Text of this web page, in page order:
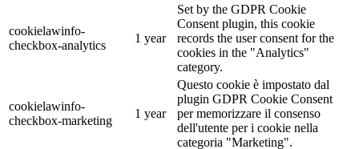
cookielawinfo-
checkbox-analytics
1 year
Set by the GDPR Cookie
Consent plugin, this cookie
records the user consent for the
cookies in the "Analytics"
category.
cookielawinfo-
checkbox-marketing
1 year
Questo cookie è impostato dal
plugin GDPR Cookie Consent
per memorizzare il consenso
dell'utente per i cookie nella
categoria "Marketing".